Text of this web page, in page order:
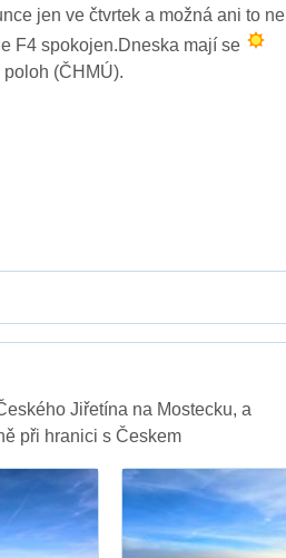
jen ve čtvrtek a možná ani to ne
F4 spokojen.Dneska mají se
(ČHMÚ).
Jiřetína na Mostecku, a
při hranici s Českem